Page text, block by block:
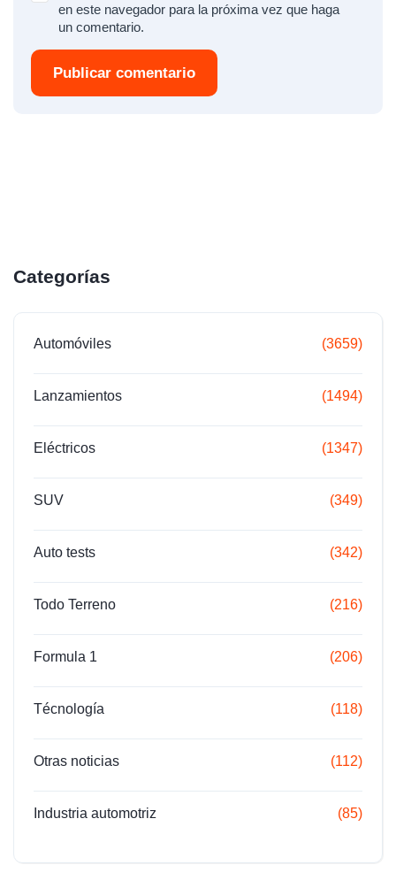
en este navegador para la próxima vez que haga
un comentario.
Publicar comentario
Categorías
Automóviles (3659)
Lanzamientos (1494)
Eléctricos (1347)
SUV (349)
Auto tests (342)
Todo Terreno (216)
Formula 1 (206)
Técnología (118)
Otras noticias (112)
Industria automotriz (85)